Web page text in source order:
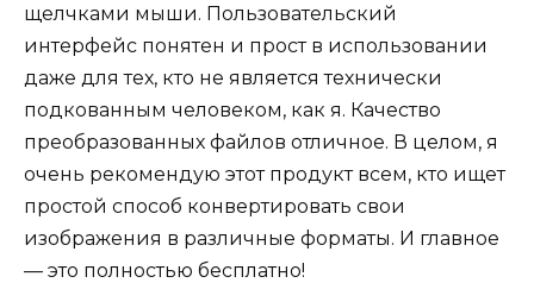
щелчками мыши. Пользовательский
интерфейс понятен и прост в использовании
даже для тех, кто не является технически
подкованным человеком, как я. Качество
преобразованных файлов отличное. В целом, я
очень рекомендую этот продукт всем, кто ищет
простой способ конвертировать свои
изображения в различные форматы. И главное
— это полностью бесплатно!